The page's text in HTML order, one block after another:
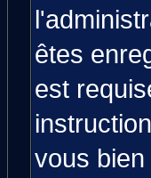
êtes
est
vous